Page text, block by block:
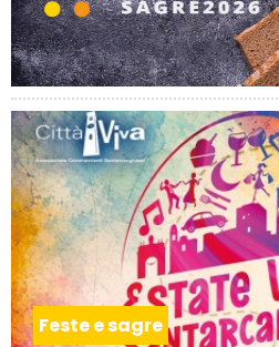
Feste e sagre